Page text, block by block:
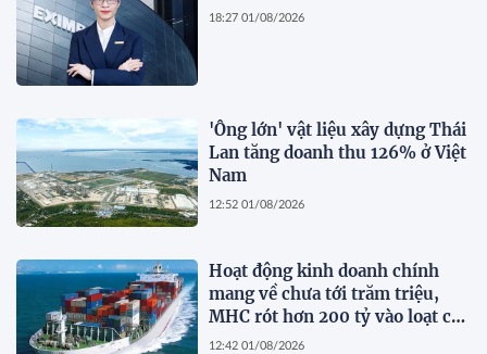
18:27 01/08/2026
'Ông lớn' vật liệu xây dựng Thái
Lan tăng doanh thu 126% ở Việt
Nam
12:52 01/08/2026
Hoạt động kinh doanh chính
mang về chưa tới trăm triệu,
MHC rót hơn 200 tỷ vào loạt cổ
phiếu 'họ' Gelex
12:42 01/08/2026